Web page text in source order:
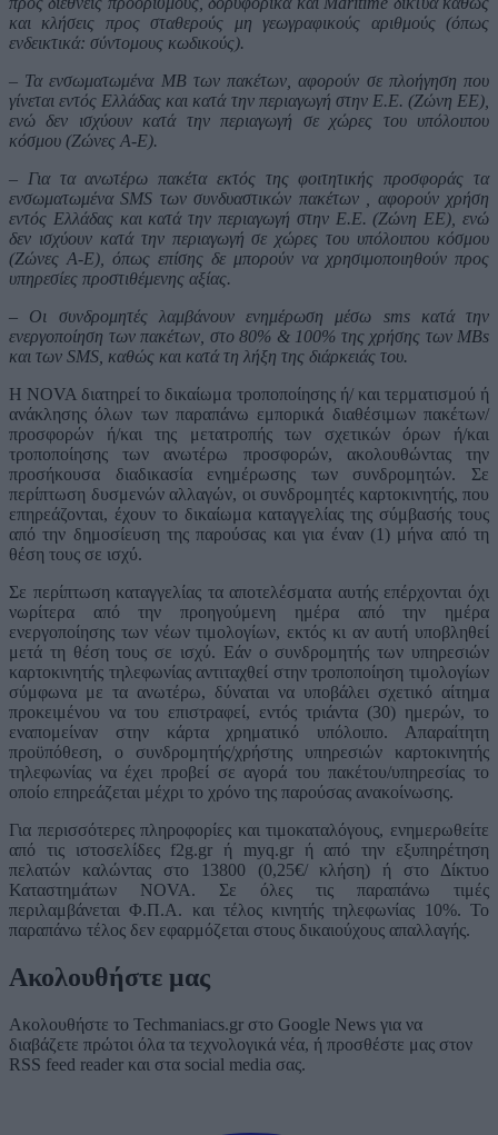
και κλήσεις προς σταθερούς μη γεωγραφικούς αριθμούς (όπως
ενδεικτικά: σύντομους κωδικούς).
– Τα ενσωματωμένα MB των πακέτων, αφορούν σε πλοήγηση που
γίνεται εντός Ελλάδας και κατά την περιαγωγή στην Ε.Ε. (Ζώνη EE),
ενώ δεν ισχύουν κατά την περιαγωγή σε χώρες του υπόλοιπου
κόσμου (Ζώνες A-E).
– Για τα ανωτέρω πακέτα εκτός της φοιτητικής προσφοράς τα
ενσωματωμένα SMS των συνδυαστικών πακέτων , αφορούν χρήση
εντός Ελλάδας και κατά την περιαγωγή στην Ε.Ε. (Ζώνη EE), ενώ
δεν ισχύουν κατά την περιαγωγή σε χώρες του υπόλοιπου κόσμου
(Ζώνες A-E), όπως επίσης δε μπορούν να χρησιμοποιηθούν προς
υπηρεσίες προστιθέμενης αξίας.
– Οι συνδρομητές λαμβάνουν ενημέρωση μέσω sms κατά την
ενεργοποίηση των πακέτων, στο 80% & 100% της χρήσης των MBs
και των SMS, καθώς και κατά τη λήξη της διάρκειάς του.
H NOVA διατηρεί το δικαίωμα τροποποίησης ή/ και τερματισμού ή
ανάκλησης όλων των παραπάνω εμπορικά διαθέσιμων πακέτων/
προσφορών ή/και της μετατροπής των σχετικών όρων ή/και
τροποποίησης των ανωτέρω προσφορών, ακολουθώντας την
προσήκουσα διαδικασία ενημέρωσης των συνδρομητών. Σε
περίπτωση δυσμενών αλλαγών, οι συνδρομητές καρτοκινητής, που
επηρεάζονται, έχουν το δικαίωμα καταγγελίας της σύμβασής τους
από την δημοσίευση της παρούσας και για έναν (1) μήνα από τη
θέση τους σε ισχύ.
Σε περίπτωση καταγγελίας τα αποτελέσματα αυτής επέρχονται όχι
νωρίτερα από την προηγούμενη ημέρα από την ημέρα
ενεργοποίησης των νέων τιμολογίων, εκτός κι αν αυτή υποβληθεί
μετά τη θέση τους σε ισχύ. Εάν ο συνδρομητής των υπηρεσιών
καρτοκινητής τηλεφωνίας αντιταχθεί στην τροποποίηση τιμολογίων
σύμφωνα με τα ανωτέρω, δύναται να υποβάλει σχετικό αίτημα
προκειμένου να του επιστραφεί, εντός τριάντα (30) ημερών, το
εναπομείναν στην κάρτα χρηματικό υπόλοιπο. Απαραίτητη
προϋπόθεση, ο συνδρομητής/χρήστης υπηρεσιών καρτοκινητής
τηλεφωνίας να έχει προβεί σε αγορά του πακέτου/υπηρεσίας το
οποίο επηρεάζεται μέχρι το χρόνο της παρούσας ανακοίνωσης.
Για περισσότερες πληροφορίες και τιμοκαταλόγους, ενημερωθείτε
από τις ιστοσελίδες f2g.gr ή myq.gr ή από την εξυπηρέτηση
πελατών καλώντας στο 13800 (0,25€/ κλήση) ή στο Δίκτυο
Καταστημάτων NOVA. Σε όλες τις παραπάνω τιμές
περιλαμβάνεται Φ.Π.Α. και τέλος κινητής τηλεφωνίας 10%. Το
παραπάνω τέλος δεν εφαρμόζεται στους δικαιούχους απαλλαγής.
Ακολουθήστε μας
Ακολουθήστε το Techmaniacs.gr στο Google News για να
διαβάζετε πρώτοι όλα τα τεχνολογικά νέα, ή προσθέστε μας στον
RSS feed reader και στα social media σας.